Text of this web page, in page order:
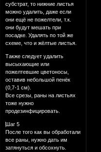
субстрат, то нижние листья
можно удалить, даже если
они ещё не пожелтели, т.к.
они будут мешать при
посадке. Удалять по той же
схеме, что и жёлтые листья.
Также следует удалить
высыхающие или
пожелтевшие цветоносы,
оставив небольшой пенёк
(0,7-1 см).
Все срезы, раны на листьях
тоже нужно
продезинфицировать.
⃣Шаг 5
После того как вы обработали
все раны, нужно дать им
затянуться и обсохнуть.